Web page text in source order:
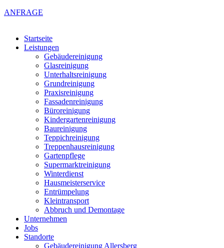
ANFRAGE
Startseite
Leistungen
Gebäudereinigung
Glasreinigung
Unterhaltsreinigung
Grundreinigung
Praxisreinigung
Fassadenreinigung
Büroreinigung
Kindergartenreinigung
Baureinigung
Teppichreinigung
Treppenhausreinigung
Gartenpflege
Supermarktreinigung
Winterdienst
Hausmeisterservice
Entrümpelung
Kleintransport
Abbruch und Demontage
Unternehmen
Jobs
Standorte
Gebäudereinigung Allersberg